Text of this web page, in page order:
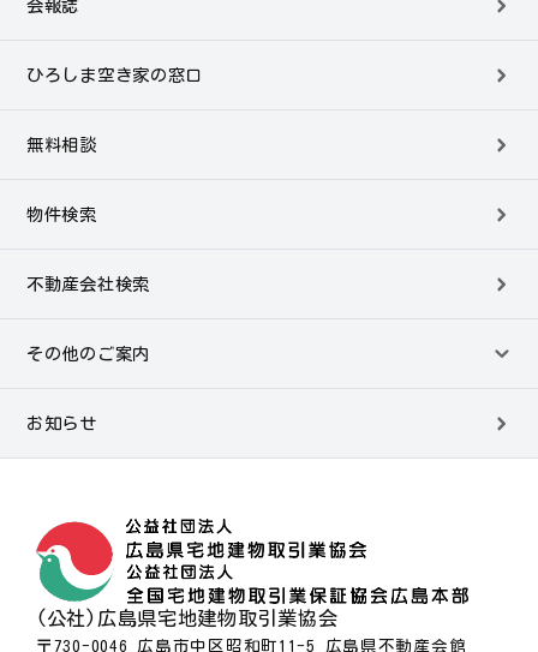
会報誌
ひろしま空き家の窓口
無料相談
物件検索
不動産会社検索
その他のご案内
お知らせ
(公社)広島県宅地建物取引業協会
〒730-0046 広島市中区昭和町11-5 広島県不動産会館